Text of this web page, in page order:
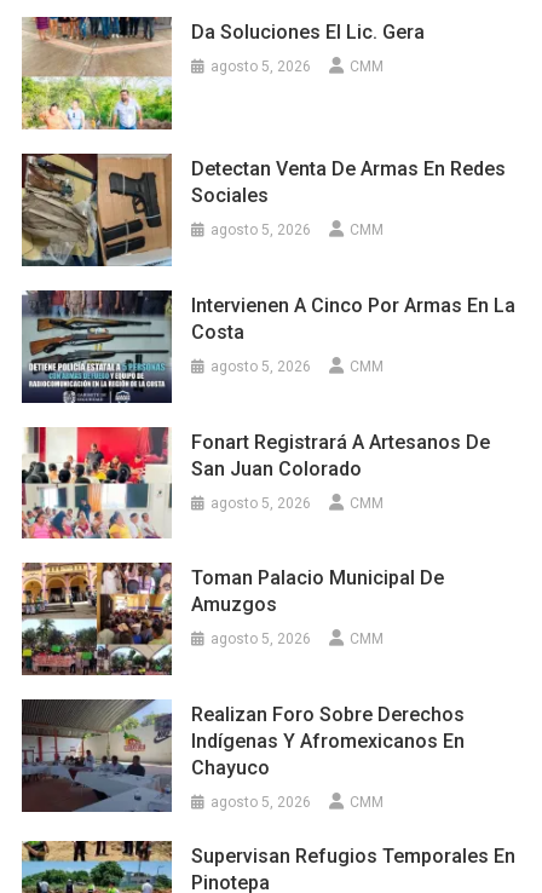
Da Soluciones El Lic. Gera
agosto 5, 2026 CMM
Detectan Venta De Armas En Redes
Sociales
agosto 5, 2026 CMM
Intervienen A Cinco Por Armas En La
Costa
agosto 5, 2026 CMM
Fonart Registrará A Artesanos De
San Juan Colorado
agosto 5, 2026 CMM
Toman Palacio Municipal De
Amuzgos
agosto 5, 2026 CMM
Realizan Foro Sobre Derechos
Indígenas Y Afromexicanos En
Chayuco
agosto 5, 2026 CMM
Supervisan Refugios Temporales En
Pinotepa